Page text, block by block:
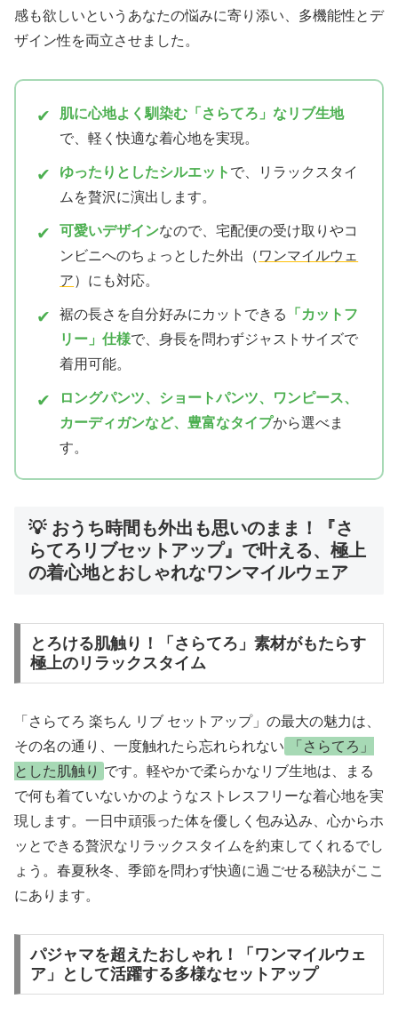
感も欲しいというあなたの悩みに寄り添い、多機能性とデ
ザイン性を両立させました。
✔
肌に心地よく馴染む「さらてろ」なリブ生地
で、軽く快適な着心地を実現。
✔ ゆったりとしたシルエット で、リラックスタイ
ムを贅沢に演出します。
✔ 可愛いデザインなので、宅配便の受け取りやコ
ンビニへのちょっとした外出（ ワンマイルウェ
ア）にも対応。
✔ 裾の長さを自分好みにカットできる
「カットフ
リー」仕様で、身長を問わずジャストサイズで
着用可能。
✔
ロングパンツ、ショートパンツ、ワンピース、
カーディガンなど、豊富なタイプから選べま
す。
💡 おうち時間も外出も思いのまま！『さ
らてろリブセットアップ』で叶える、極上
の着心地とおしゃれなワンマイルウェア
とろける肌触り！「さらてろ」素材がもたらす
極上のリラックスタイム
「さらてろ 楽ちん リブ セットアップ」の最大の魅力は、
その名の通り、一度触れたら忘れられない
「さらてろ」
とした肌触り です。軽やかで柔らかなリブ生地は、まる
で何も着ていないかのようなストレスフリーな着心地を実
現します。一日中頑張った体を優しく包み込み、心からホ
ッとできる贅沢なリラックスタイムを約束してくれるでし
ょう。春夏秋冬、季節を問わず快適に過ごせる秘訣がここ
にあります。
パジャマを超えたおしゃれ！「ワンマイルウェ
ア」として活躍する多様なセットアップ